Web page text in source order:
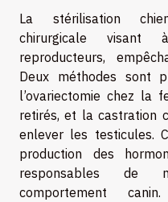
La stérilisation
chirurgicale
reproducteurs,
Deux méthodes sont
l’ovariectomie chez la
retirés, et la castration
enlever les testicules.
production des
responsables de
comportement